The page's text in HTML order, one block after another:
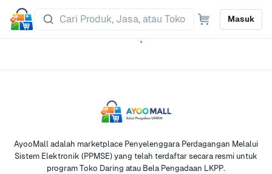
Masuk
AyooMall adalah marketplace Penyelenggara Perdagangan Melalui
Sistem Elektronik (PPMSE) yang telah terdaftar secara resmi untuk
program Toko Daring atau Bela Pengadaan LKPP.